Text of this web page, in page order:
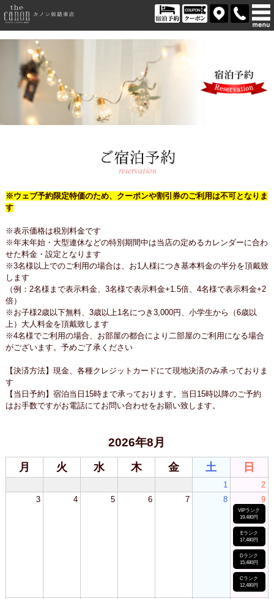
※ウェブ予約限定特価のため、クーポンや割引券のご利用は不可となりま
す
※表示価格は税別料金です
※年末年始・大型連休などの特別期間中は当店の定めるカレンダーに合わ
せた料金・設定となります
※3名様以上でのご利用の場合は、お1人様につき基本料金の半分を頂戴致
します
（例：2名様まで表示料金、3名様で表示料金+1.5倍、4名様で表示料金+2
倍）
※お子様2歳以下無料、3歳以上1名につき3,000円、小学生から（6歳以
上）大人料金を頂戴致します
※4名様でご利用の場合、お部屋の都合により二部屋のご利用になる場合
がございます。予めご了承ください
【決済方法】現金、各種クレジットカードにて現地決済のみ承っておりま
す
【当日予約】宿泊当日15時まで承っております。当日15時以降のご予約
はお手数ですがお電話にてお問い合わせをお願い致します。
2026年8月
月 火 水 木 金 土 日
1
2
3
4 5 6 7 8 9
VIPランク
19,480円
Eランク
17,480円
Dランク
15,480円
Cランク
12,480円